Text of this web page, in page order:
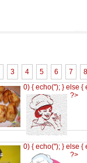
3 4 5 6 7
8
0) { echo(''); } else {
?>
0) { echo(''); } else {
?>